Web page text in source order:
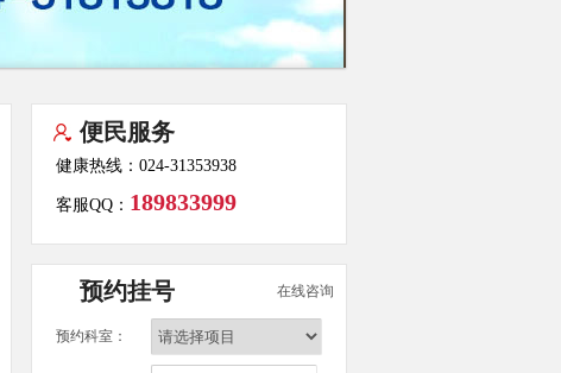
便民服务
健康热线：024-31353938
客服QQ： 189833999
预约挂号 在线咨询
预约科室：